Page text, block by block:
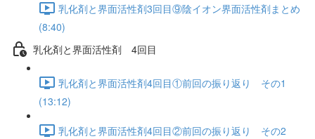
乳化剤と界面活性剤3回目⑨陰イオン界面活性剤まとめ
(8:40)
乳化剤と界面活性剤 4回目
乳化剤と界面活性剤4回目①前回の振り返り その1
(13:12)
乳化剤と界面活性剤4回目②前回の振り返り その2